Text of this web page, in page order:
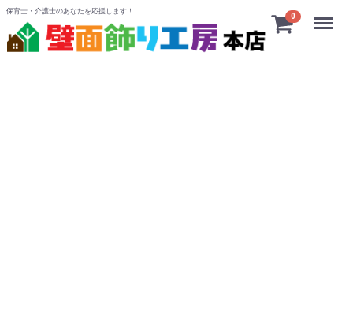
保育士・介護士のあなたを応援します！
0 Menu